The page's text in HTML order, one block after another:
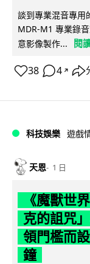
談到專業混音專用
MDR-M1 專業錄
意影像製作...
閱
38 4 ↗
科技娛樂 遊戲
天恩 1 日
《魔獸世
克的詛咒
領門檻而
鐘